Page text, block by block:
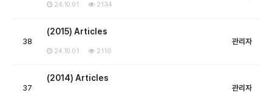
24.10.01 2134
38
(2015) Articles
24.10.01 2116
관리자
37
(2014) Articles
관리자